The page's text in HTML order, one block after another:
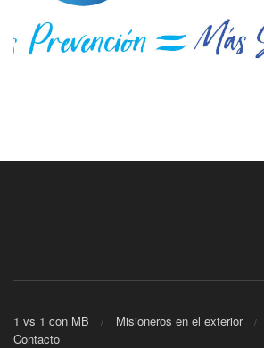
1 vs 1 con MB Misioneros en el exterior
Contacto